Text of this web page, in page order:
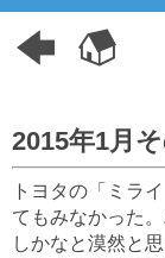
2015年1月
トヨタの「ミラ
てもみなかった
しかなと漠然と